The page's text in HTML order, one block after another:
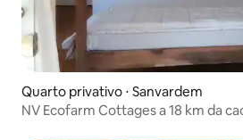
Quarto privativo ⋅ Sanvardem
NV Ecofarm Cottages a 18 km da